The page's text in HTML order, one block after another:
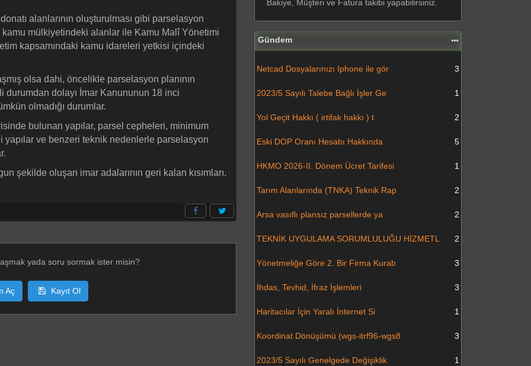
alanlarının oluşturulması gibi parselasyon
mülkiyetindeki alanlar ile Kamu Malî Yönetimi
kapsamındaki kamu idareleri yetkisi içindeki
olsa dahi, öncelikle parselasyon planının
durumdan dolayı İmar Kanununun 18 inci
olmadığı durumlar.
bulunan yapılar, parsel cepheleri, minimum
ve benzeri teknik nedenlerle parselasyon
şekilde oluşan imar adalarının geri kalan kısımları.
yada soru sormak ister misin?
Aç Kayıt Ol
Bakiye, Müşteri ve Fatura takibi yapabilirsiniz.
Gündem
Netcad Dosyalarınızı Iphone ile gör 3
2023/5 Sayılı Talebe Bağlı İşler Ge 1
Yol Geçit Hakkı ( irtifak hakkı ) t 2
Eski DOP Oranı Hesabı Hakkında 5
HKMO 2026-II. Dönem Ücret Tarifesi 1
Tarım Alanlarında (TNKA) Teknik Rap 2
Arsa vasıflı plansız parsellerde ya 2
TEKNİK UYGULAMA SORUMLULUĞU HİZMETL 2
Yönetmeliğe Göre 2. Bir Firma Kurab 3
İhdas, Tevhid, İfraz İşlemleri 3
Haritacılar İçin Yaralı İnternet Si 1
Koordinat Dönüşümü (wgs-itrf96-wgs8 3
2023/5 Sayılı Genelgede Değişiklik 1